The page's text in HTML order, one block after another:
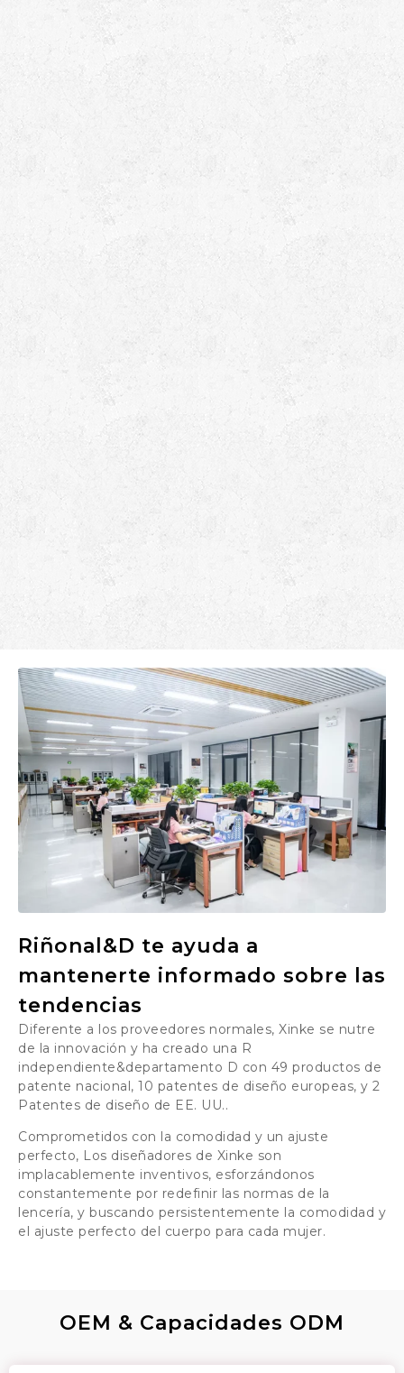
Riñonal&D te ayuda a
mantenerte informado sobre las
tendencias
Diferente a los proveedores normales, Xinke se nutre
de la innovación y ha creado una R
independiente&departamento D con 49 productos de
patente nacional, 10 patentes de diseño europeas, y 2
Patentes de diseño de EE. UU..
Comprometidos con la comodidad y un ajuste
perfecto, Los diseñadores de Xinke son
implacablemente inventivos, esforzándonos
constantemente por redefinir las normas de la
lencería, y buscando persistentemente la comodidad y
el ajuste perfecto del cuerpo para cada mujer.
OEM & Capacidades ODM